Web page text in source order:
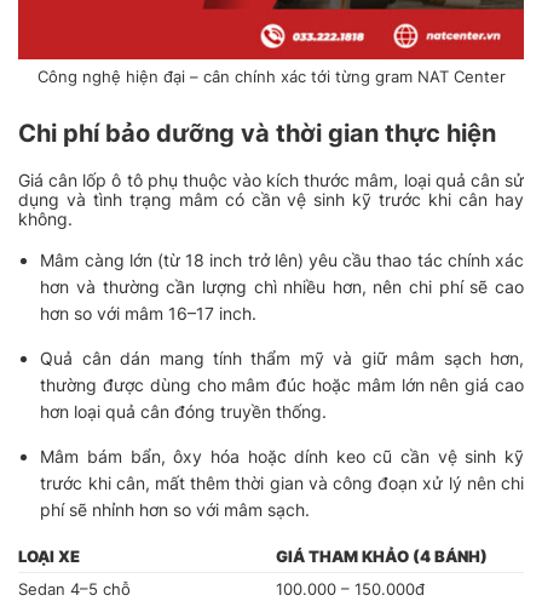
Công nghệ hiện đại – cân chính xác tới từng gram NAT Center
Chi phí bảo dưỡng và thời gian thực hiện
Giá cân lốp ô tô phụ thuộc vào kích thước mâm, loại quả cân sử
dụng và tình trạng mâm có cần vệ sinh kỹ trước khi cân hay
không.
Mâm càng lớn (từ 18 inch trở lên) yêu cầu thao tác chính xác
hơn và thường cần lượng chì nhiều hơn, nên chi phí sẽ cao
hơn so với mâm 16–17 inch.
Quả cân dán mang tính thẩm mỹ và giữ mâm sạch hơn,
thường được dùng cho mâm đúc hoặc mâm lớn nên giá cao
hơn loại quả cân đóng truyền thống.
Mâm bám bẩn, ôxy hóa hoặc dính keo cũ cần vệ sinh kỹ
trước khi cân, mất thêm thời gian và công đoạn xử lý nên chi
phí sẽ nhỉnh hơn so với mâm sạch.
LOẠI XE
GIÁ THAM KHẢO (4 BÁNH)
Sedan 4–5 chỗ
100.000 – 150.000đ